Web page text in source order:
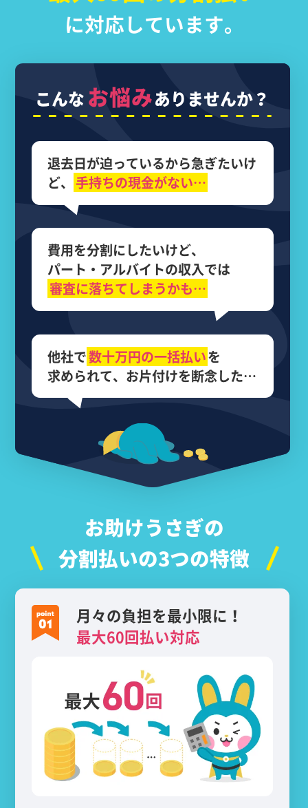
に対応しています。
こんなお悩みありませんか？
退去日が迫っているから急ぎたいけ
ど、 手持ちの現金がない…
費用を分割にしたいけど、
パート・アルバイトの収入では
審査に落ちてしまうかも…
他社で数十万円の一括払いを
求められて、 お片付けを断念した…
お助けうさぎの
分割払いの3つの特徴
月々の負担を最小限に！
最大60回払い対応